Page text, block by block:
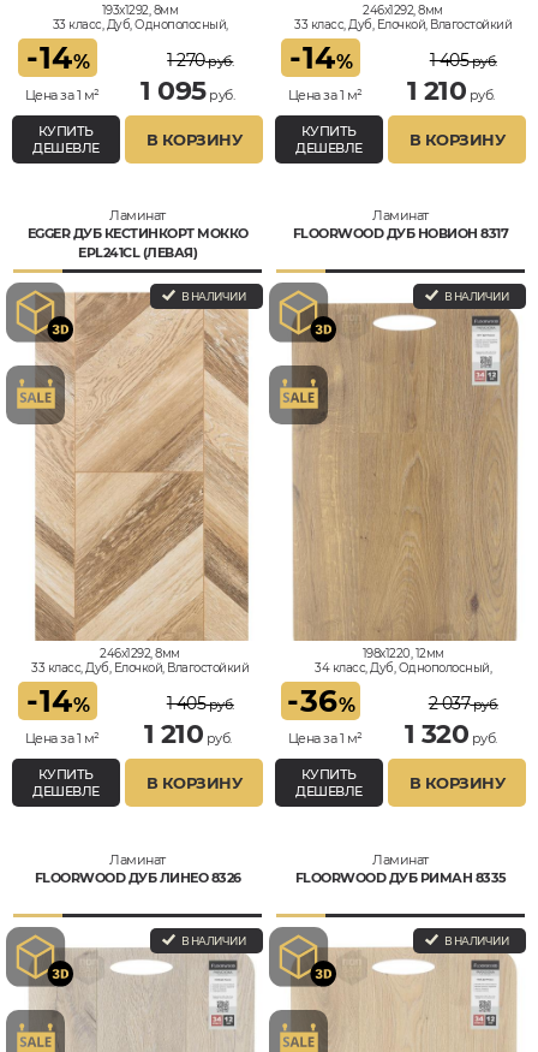
193x1292, 8мм
33 класс, Дуб, Однополосный,
-14%
Цена за 1 м²
1 270руб.
1 095руб.
КУПИТЬ
ДЕШЕВЛЕ
В КОРЗИНУ
246x1292, 8мм
33 класс, Дуб, Елочкой, Влагостойкий
-14%
Цена за 1 м²
1 405руб.
1 210 руб.
КУПИТЬ
ДЕШЕВЛЕ
В КОРЗИНУ
Ламинат
EGGER ДУБ КЕСТИНКОРТ МОККО
EPL241CL (ЛЕВАЯ)
В НАЛИЧИИ
246x1292, 8мм
33 класс, Дуб, Елочкой, Влагостойкий
-14%
Цена за 1 м²
1 405руб.
1 210 руб.
КУПИТЬ
ДЕШЕВЛЕ
В КОРЗИНУ
Ламинат
FLOORWOOD ДУБ НОВИОН 8317
В НАЛИЧИИ
198x1220, 12мм
34 класс, Дуб, Однополосный,
-36%
Цена за 1 м²
2 037руб.
1 320 руб.
КУПИТЬ
ДЕШЕВЛЕ
В КОРЗИНУ
Ламинат
FLOORWOOD ДУБ ЛИНЕО 8326
В НАЛИЧИИ
Ламинат
FLOORWOOD ДУБ РИМАН 8335
В НАЛИЧИИ